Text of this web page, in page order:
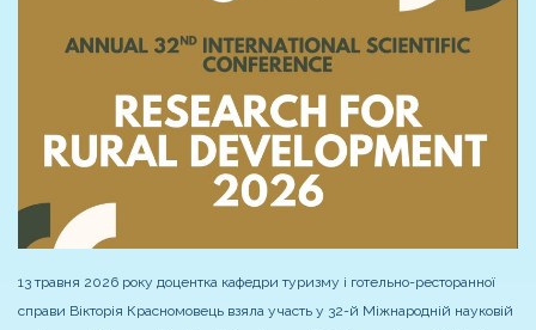
13 травня 2026 року доцентка кафедри туризму і готельно-ресторанної
справи Вікторія Красномовець взяла участь у 32-й Міжнародній науковій